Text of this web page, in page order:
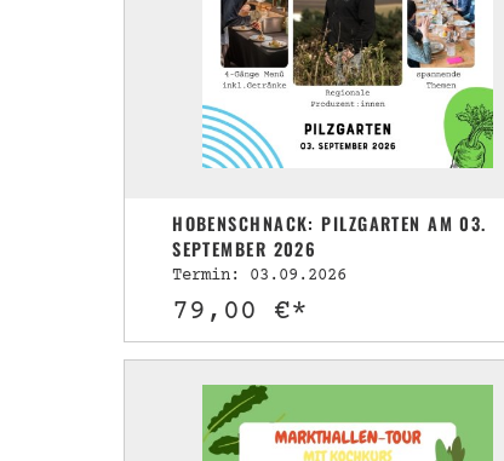
HOBENSCHNACK: PILZGARTEN AM 03.
SEPTEMBER 2026
Termin: 03.09.2026
79,00 €*